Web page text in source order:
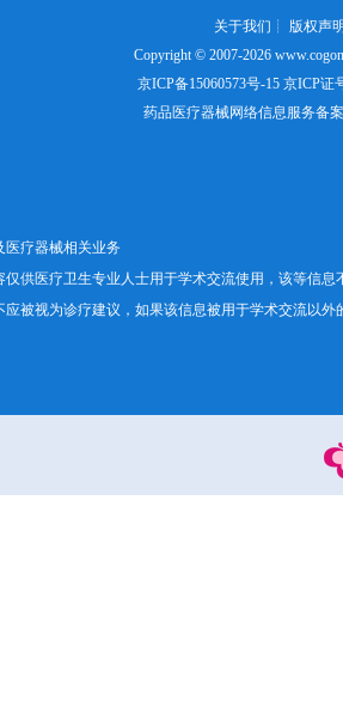
关于我们 ┊ 版权声
Copyright © 2007-2026
京ICP备15060573号-15京ICP证
药品医疗器械网络信息服务备
医疗器械相关业务
供医疗卫生专业人士用于学术交流使用，该等信息
被视为诊疗建议，如果该信息被用于学术交流以外